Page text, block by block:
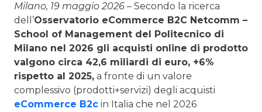
Milano, 19 maggio 2026 – Secondo la ricerca
dell’Osservatorio eCommerce B2C Netcomm –
School of Management del Politecnico di
Milano nel 2026 gli acquisti online di prodotto
valgono circa 42,6 miliardi di euro, +6%
rispetto al 2025, a fronte di un valore
complessivo (prodotti+servizi) degli acquisti
eCommerce B2c in Italia che nel 2026